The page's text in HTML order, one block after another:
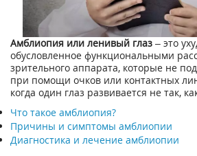
Амблиопия или ленивый глаз – это
обусловленное функциональными
зрительного аппарата, которые не
при помощи очков или контактных
когда один глаз развивается не так,
Что такое амблиопия?
Причины и симптомы амблиопии
Диагностика и лечение амблиопии